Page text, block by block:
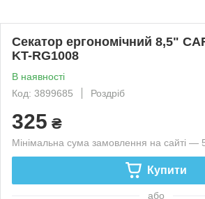
Секатор ергономічний 8,5"
KT-RG1008
В наявності
Код: 3899685
Роздріб
325 ₴
Мінімальна сума замовлення на сайті —
Купити
або